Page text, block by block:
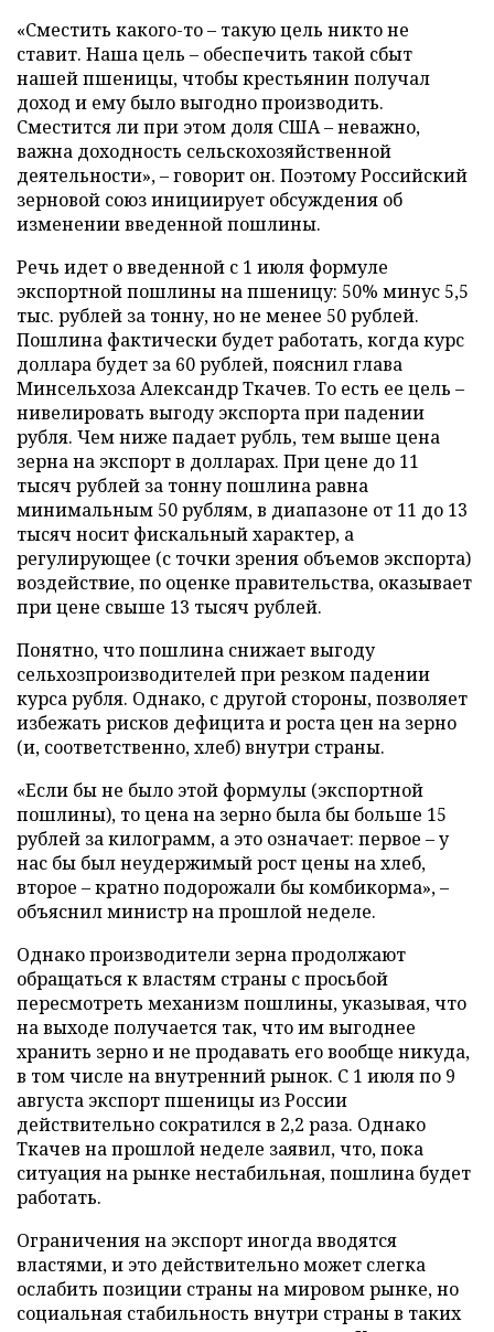
«Сместить какого-то – такую цель никто не
ставит. Наша цель – обеспечить такой сбыт
нашей пшеницы, чтобы крестьянин получал
доход и ему было выгодно производить.
Сместится ли при этом доля США – неважно,
важна доходность сельскохозяйственной
деятельности», – говорит он. Поэтому Российский
зерновой союз инициирует обсуждения об
изменении введенной пошлины.
Речь идет о введенной с 1 июля формуле
экспортной пошлины на пшеницу: 50% минус 5,5
тыс. рублей за тонну, но не менее 50 рублей.
Пошлина фактически будет работать, когда курс
доллара будет за 60 рублей, пояснил глава
Минсельхоза Александр Ткачев. То есть ее цель –
нивелировать выгоду экспорта при падении
рубля. Чем ниже падает рубль, тем выше цена
зерна на экспорт в долларах. При цене до 11
тысяч рублей за тонну пошлина равна
минимальным 50 рублям, в диапазоне от 11 до 13
тысяч носит фискальный характер, а
регулирующее (с точки зрения объемов экспорта)
воздействие, по оценке правительства, оказывает
при цене свыше 13 тысяч рублей.
Понятно, что пошлина снижает выгоду
сельхозпроизводителей при резком падении
курса рубля. Однако, с другой стороны, позволяет
избежать рисков дефицита и роста цен на зерно
(и, соответственно, хлеб) внутри страны.
«Если бы не было этой формулы (экспортной
пошлины), то цена на зерно была бы больше 15
рублей за килограмм, а это означает: первое – у
нас бы был неудержимый рост цены на хлеб,
второе – кратно подорожали бы комбикорма», –
объяснил министр на прошлой неделе.
Однако производители зерна продолжают
обращаться к властям страны с просьбой
пересмотреть механизм пошлины, указывая, что
на выходе получается так, что им выгоднее
хранить зерно и не продавать его вообще никуда,
в том числе на внутренний рынок. С 1 июля по 9
августа экспорт пшеницы из России
действительно сократился в 2,2 раза. Однако
Ткачев на прошлой неделе заявил, что, пока
ситуация на рынке нестабильная, пошлина будет
работать.
Ограничения на экспорт иногда вводятся
властями, и это действительно может слегка
ослабить позиции страны на мировом рынке, но
социальная стабильность внутри страны в таких